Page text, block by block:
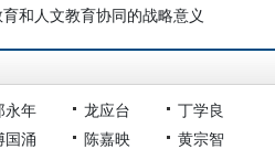
和人文教育协同的战略意义
永年 龙应台
丁学良
国涌 陈嘉映
黄宗智